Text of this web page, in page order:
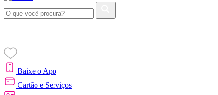
Baixe o App
Cartão e Serviços